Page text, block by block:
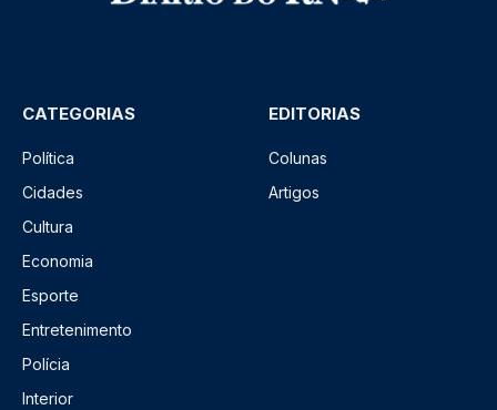
CATEGORIAS
Política
Cidades
Cultura
Economia
Esporte
Entretenimento
Polícia
Interior
EDITORIAS
Colunas
Artigos